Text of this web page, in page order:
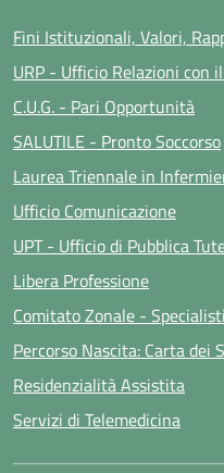
Fini Istituzionali, Valori,
URP - Ufficio Relazioni con
C.U.G. - Pari Opportunità
SALUTILE - Pronto Soccorso
Laurea Triennale in
Ufficio Comunicazione
UPT - Ufficio di Pubblica
Libera Professione
Comitato Zonale -
Percorso Nascita: Carta dei
Residenzialità Assistita
Servizi di Telemedicina